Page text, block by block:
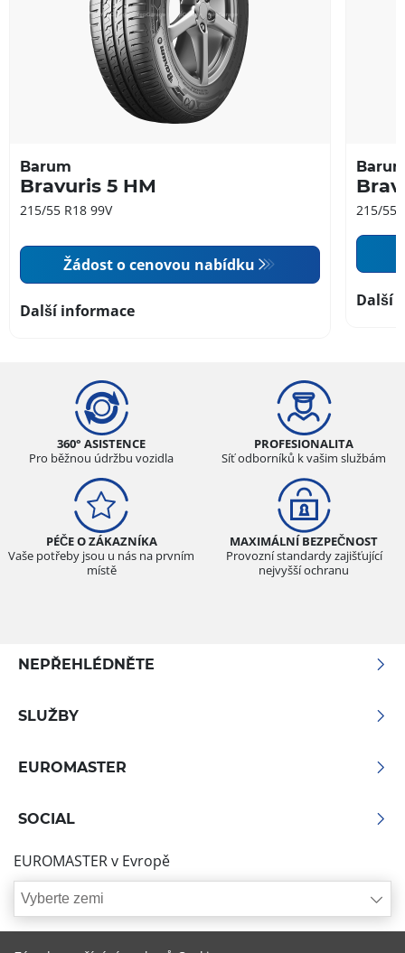
Barum
Bravuris 5 HM
215/55 R18 99V
Žádost o cenovou nabídku
Další informace
215/55
Další
360° ASISTENCE
Pro běžnou údržbu vozidla
PROFESIONALITA
Síť odborníků k vašim službám
PÉČE O ZÁKAZNÍKA
Vaše potřeby jsou u nás na prvním
místě
MAXIMÁLNÍ BEZPEČNOST
Provozní standardy zajišťující
nejvyšší ochranu
NEPŘEHLÉDNĚTE
SLUŽBY
EUROMASTER
SOCIAL
EUROMASTER v Evropě
Vyberte zemi